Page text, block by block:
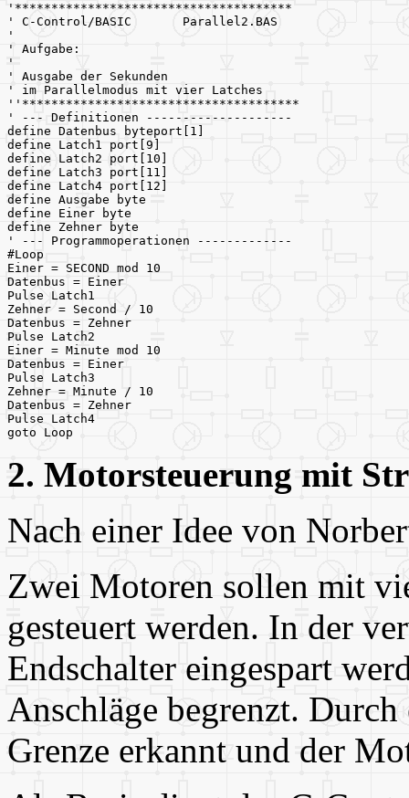
'**************************************
' C-Control/BASIC       Parallel2.BAS
'
' Aufgabe:
'
' Ausgabe der Sekunden
' im Parallelmodus mit vier Latches
''**************************************
' --- Definitionen --------------------
define Datenbus byteport[1]
define Latch1 port[9]
define Latch2 port[10]
define Latch3 port[11]
define Latch4 port[12]
define Ausgabe byte
define Einer byte
define Zehner byte
' --- Programmoperationen -------------
#Loop
Einer = SECOND mod 10
Datenbus = Einer
Pulse Latch1
Zehner = Second / 10
Datenbus = Zehner
Pulse Latch2
Einer = Minute mod 10
Datenbus = Einer
Pulse Latch3
Zehner = Minute / 10
Datenbus = Zehner
Pulse Latch4
goto Loop
2. Motorsteuerung mit
Nach einer Idee von
Zwei Motoren sollen mit
gesteuert werden. In der
Endschalter eingespart
Anschläge begrenzt.
Grenze erkannt und der